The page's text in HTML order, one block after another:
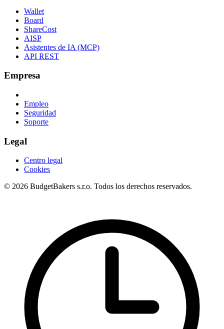
Wallet
Board
ShareCost
AISP
Asistentes de IA (MCP)
API REST
Empresa
Empleo
Seguridad
Soporte
Legal
Centro legal
Cookies
© 2026 BudgetBakers s.r.o. Todos los derechos reservados.